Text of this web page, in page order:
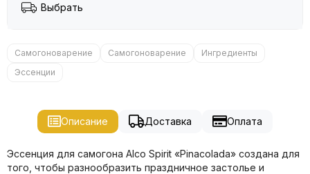
Выбрать
Самогоноварение Самогоноварение
Ингредиенты
Эссенции
Описание Доставка Оплата
Эссенция для самогона Alco Spirit «Pinacolada» создана для
того, чтобы разнообразить праздничное застолье и